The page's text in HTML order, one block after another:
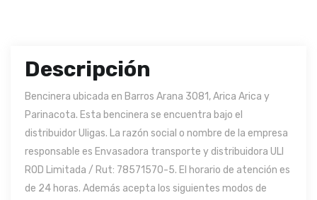
Descripción
Bencinera ubicada en Barros Arana 3081, Arica Arica y
Parinacota. Esta bencinera se encuentra bajo el
distribuidor Uligas. La razón social o nombre de la empresa
responsable es Envasadora transporte y distribuidora ULI
ROD Limitada / Rut: 78571570-5. El horario de atención es
de 24 horas. Además acepta los siguientes modos de